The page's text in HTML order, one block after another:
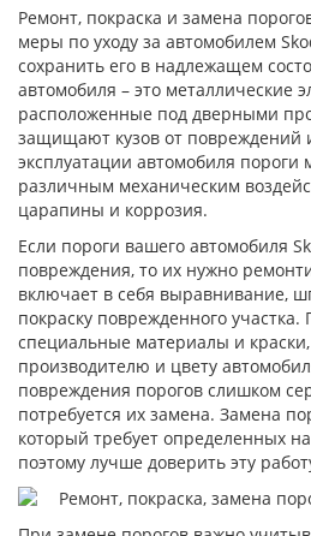
Ремонт, покраска и замена
меры по уходу за автомобилем
сохранить его в надлежащем
автомобиля – это металлические
расположенные под дверными
защищают кузов от повреждений
эксплуатации автомобиля пороги
различным механическим
царапины и коррозия.
Если пороги вашего автомобиля
повреждения, то их нужно
включает в себя выравнивание,
покраску поврежденного
специальные материалы и
производителю и цвету
повреждения порогов слишком
потребуется их замена. Замена
который требует определенных
поэтому лучше доверить эту